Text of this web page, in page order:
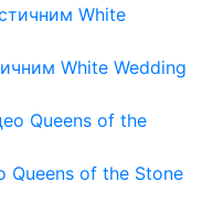
White Wedding
Queens of the Stone